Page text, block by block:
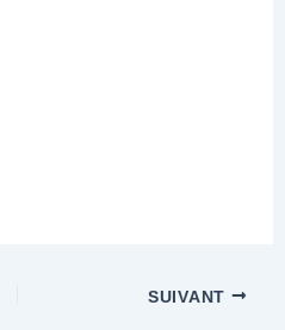
SUIVANT